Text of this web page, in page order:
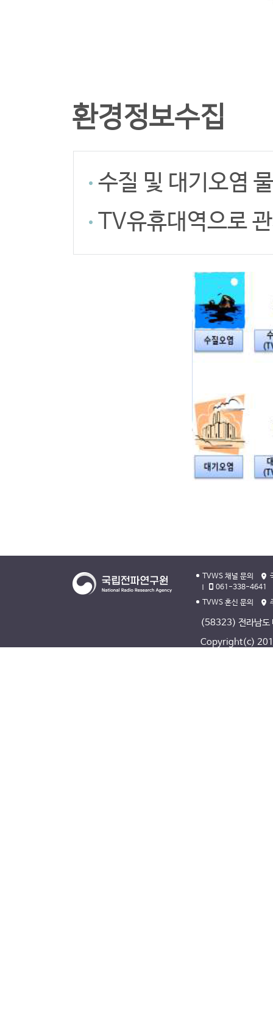
환경정보수집
수질 및 대기오염
TV유휴대역으로
TVWS 채널 문의
061-338-4641
TVWS 혼신 문의
(58323) 전라남도
Copyright(c)